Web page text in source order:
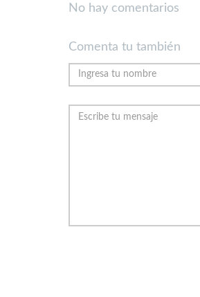
No hay comentarios
Comenta tu también